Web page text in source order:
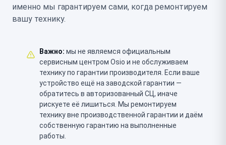
именно мы гарантируем сами, когда ремонтируем
вашу технику.
Важно: мы не являемся официальным
сервисным центром Osio и не обслуживаем
технику по гарантии производителя. Если ваше
устройство ещё на заводской гарантии —
обратитесь в авторизованный СЦ, иначе
рискуете её лишиться. Мы ремонтируем
технику вне производственной гарантии и даём
собственную гарантию на выполненные
работы.